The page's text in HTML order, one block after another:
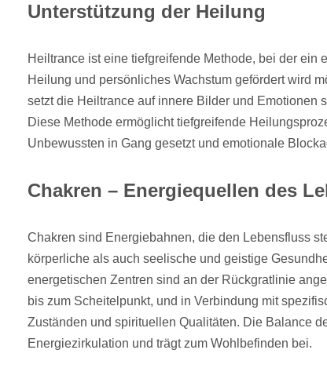
Unterstützung der Heilung
Heiltrance ist eine tiefgreifende Methode, bei der ein
Heilung und persönliches Wachstum gefördert wird
setzt die Heiltrance auf innere Bilder und Emotionen
Diese Methode ermöglicht tiefgreifende
Unbewussten in Gang gesetzt und emotionale
Chakren – Energiequellen des
Chakren sind Energiebahnen, die den Lebensfluss
körperliche als auch seelische und geistige
energetischen Zentren sind an der Rückgratlinie
bis zum Scheitelpunkt, und in Verbindung mit
Zuständen und spirituellen Qualitäten. Die Balance
Energiezirkulation und trägt zum Wohlbefinden bei.